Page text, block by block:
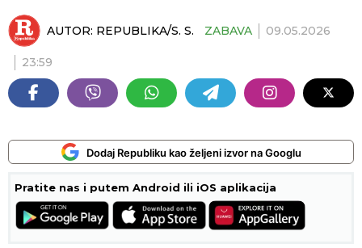
AUTOR: REPUBLIKA/S. S. ZABAVA 09.05.2026
23:59
Dodaj Republiku kao željeni izvor na Googlu
Pratite nas i putem Android ili iOS aplikacija